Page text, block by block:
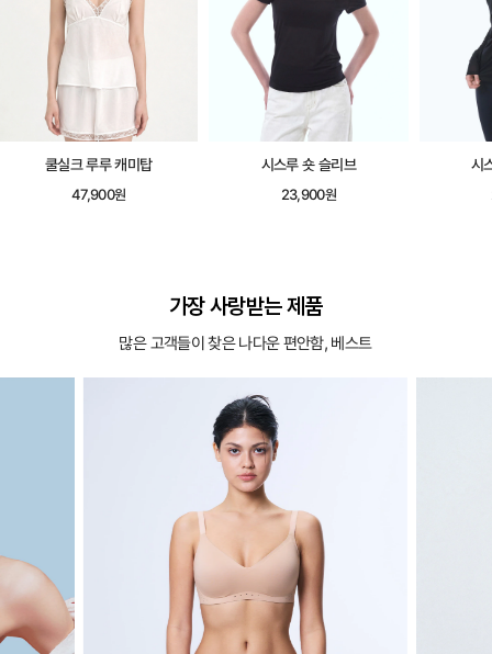
시스루 숏 슬리브
23,900원
시스루 롱 슬리브
25,900원
시어
가장 사랑받는 제품
많은 고객들이 찾은 나다운 편안함, 베스트